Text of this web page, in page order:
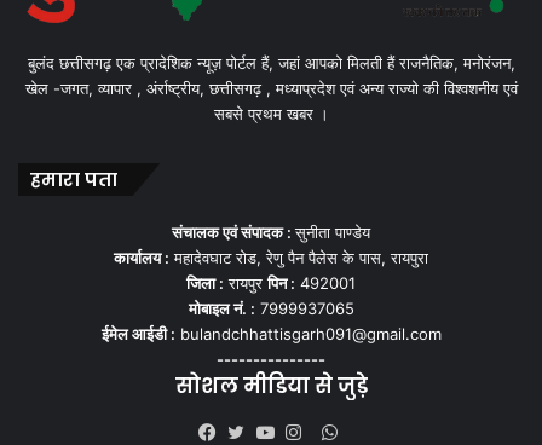
बुलंद छत्तीसगढ़ एक प्रादेशिक न्यूज़ पोर्टल हैं, जहां आपको मिलती हैं राजनैतिक, मनोरंजन,
खेल -जगत, व्यापार , अंर्राष्ट्रीय, छत्तीसगढ़ , मध्याप्रदेश एवं अन्य राज्यो की विश्वशनीय एवं
सबसे प्रथम खबर ।
हमारा पता
संचालक एवं संपादक :सुनीता पाण्डेय
कार्यालय : महादेवघाट रोड, रेणु पैन पैलेस के पास, रायपुरा
जिला : रायपुरपिन : 492001
मोबाइल नं. : 7999937065
ईमेल आईडी : bulandchhattisgarh091@gmail.com
---------------
सोशल मीडिया से जुड़े
WhatsApp